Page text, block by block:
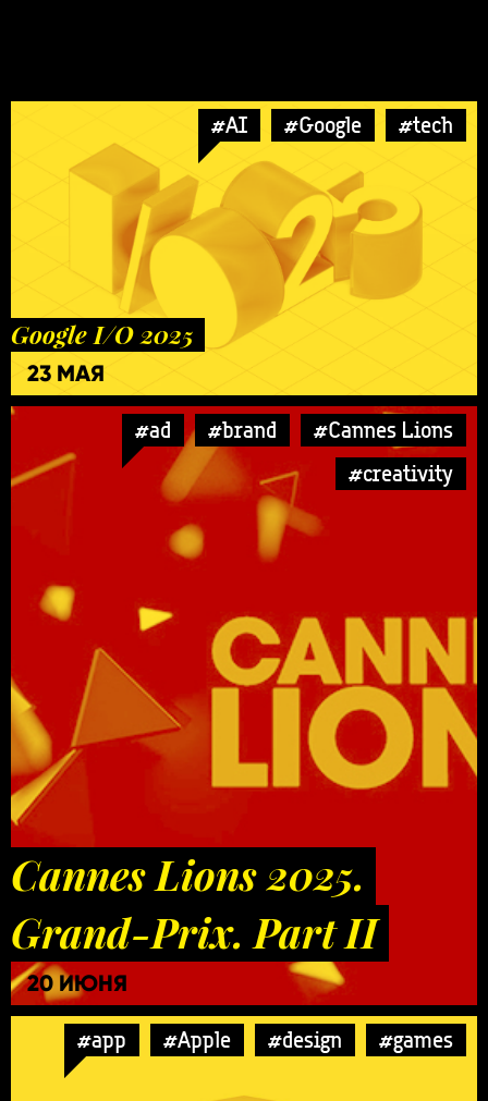
#AI #Google #tech
Google I/O 2025
23 МАЯ
#ad #brand
#Cannes Lions
#creativity
Cannes Lions 2025.
Grand-Prix. Part II
20 ИЮНЯ
#app #Apple #design #games